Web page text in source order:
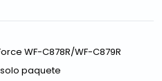
WF-C878R/WF-C879R
paquete